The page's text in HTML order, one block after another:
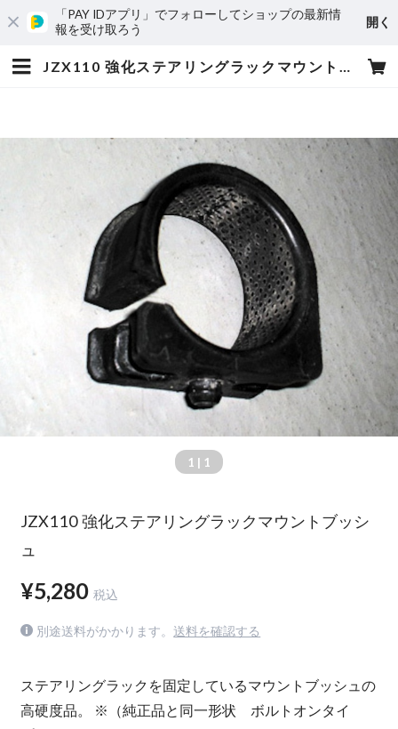
「PAY IDアプリ」でフォローしてショップの最新情
報を受け取ろう
開く
JZX110 強化ステアリングラックマウントブッシュ | PentRoof Online Store
1 | 1
JZX110 強化ステアリングラックマウントブッシ
ュ
¥5,280 税込
別途送料がかかります。 送料を確認する
ステアリングラックを固定しているマウントブッシュの
高硬度品。 ※（純正品と同一形状 ボルトオンタイ